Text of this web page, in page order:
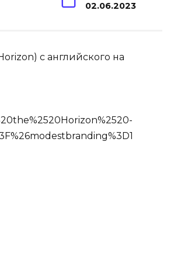
02.06.2023
с английского на